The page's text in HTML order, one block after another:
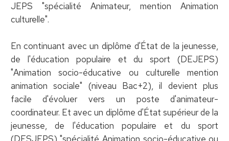
JEPS "spécialité Animateur, mention Animation
culturelle".
En continuant avec un diplôme d'État de la jeunesse,
de l'éducation populaire et du sport (DEJEPS)
"Animation socio-éducative ou culturelle mention
animation sociale" (niveau Bac+2), il devient plus
facile d'évoluer vers un poste d'animateur-
coordinateur. Et avec un diplôme d'État supérieur de la
jeunesse, de l'éducation populaire et du sport